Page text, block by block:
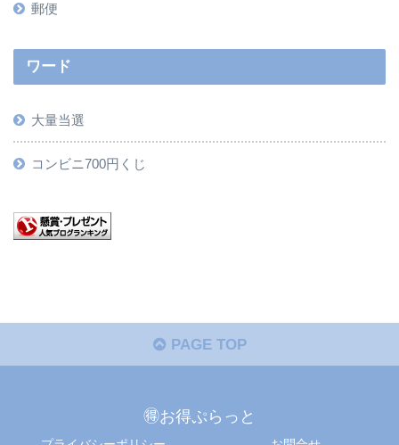
郵便
ワード
大量当選
コンビニ700円くじ
PAGE TOP
🉐お得ぷらっと